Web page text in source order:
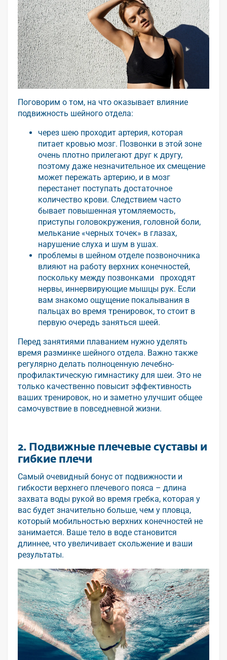
Поговорим о том, на что оказывает влияние
подвижность шейного отдела:
через шею проходит артерия, которая
питает кровью мозг. Позвонки в этой зоне
очень плотно прилегают друг к другу,
поэтому даже незначительное их смещение
может пережать артерию, и в мозг
перестанет поступать достаточное
количество крови. Следствием часто
бывает повышенная утомляемость,
приступы головокружения, головной боли,
мелькание «черных точек» в глазах,
нарушение слуха и шум в ушах.
проблемы в шейном отделе позвоночника
влияют на работу верхних конечностей,
поскольку между позвонками проходят
нервы, иннервирующие мышцы рук. Если
вам знакомо ощущение покалывания в
пальцах во время тренировок, то стоит в
первую очередь заняться шеей.
Перед занятиями плаванием нужно уделять
время разминке шейного отдела. Важно также
регулярно делать полноценную лечебно-
профилактическую гимнастику для шеи. Это не
только качественно повысит эффективность
ваших тренировок, но и заметно улучшит общее
самочувствие в повседневной жизни.
2. Подвижные плечевые суставы и
гибкие плечи
Самый очевидный бонус от подвижности и
гибкости верхнего плечевого пояса – длина
захвата воды рукой во время гребка, которая у
вас будет значительно больше, чем у пловца,
который мобильностью верхних конечностей не
занимается. Ваше тело в воде становится
длиннее, что увеличивает скольжение и ваши
результаты.